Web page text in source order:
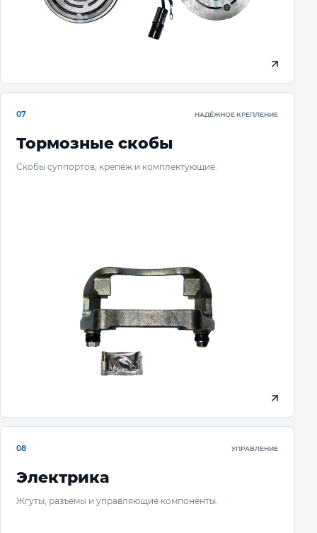
07 НАДЁЖНОЕ КРЕПЛЕНИЕ
Тормозные скобы
Скобы суппортов, крепёж и комплектующие.
08 УПРАВЛЕНИЕ
Электрика
Жгуты, разъёмы и управляющие компоненты.